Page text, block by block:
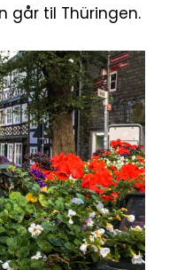
går til Thüringen.